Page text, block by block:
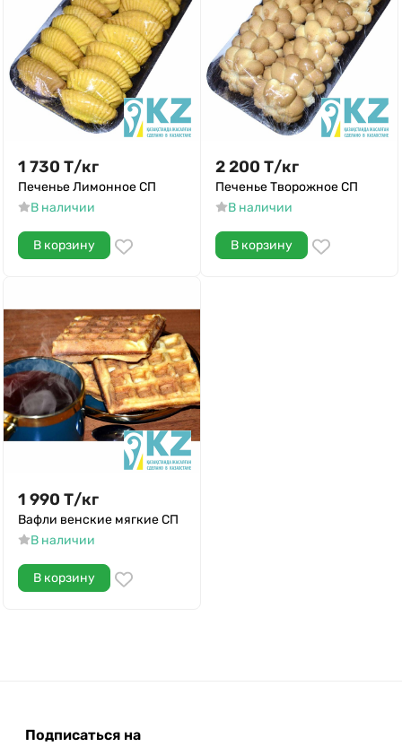
1 730 Т/кг
Печенье Лимонное СП
В наличии
В корзину
2 200 Т/кг
Печенье Творожное СП
В наличии
В корзину
1 990 Т/кг
Вафли венские мягкие СП
В наличии
В корзину
Подписаться на